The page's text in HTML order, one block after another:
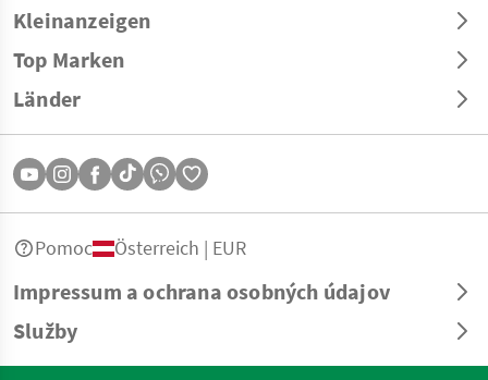
Kleinanzeigen
Top Marken
Länder
Impressum a ochrana osobných údajov
Služby
Pomoc Österreich | EUR